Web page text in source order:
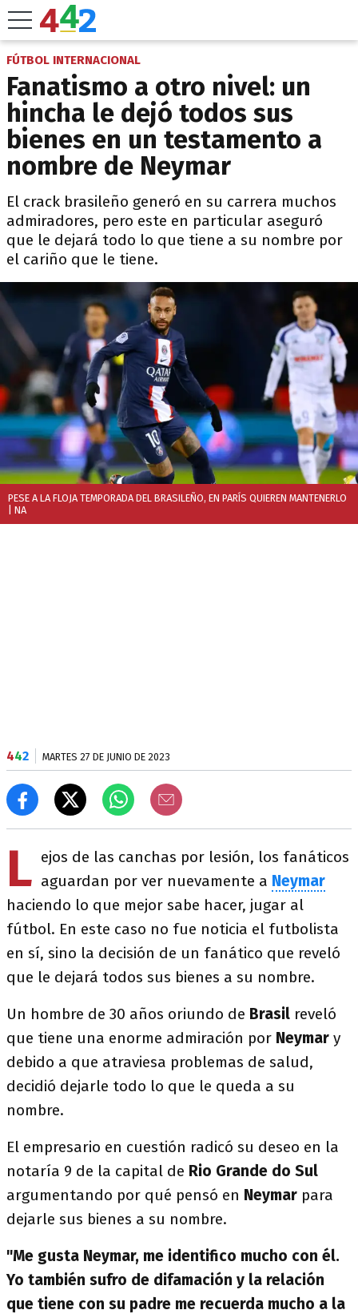
FÚTBOL INTERNACIONAL
Fanatismo a otro nivel: un
hincha le dejó todos sus
bienes en un testamento a
nombre de Neymar
El crack brasileño generó en su carrera muchos
admiradores, pero este en particular aseguró
que le dejará todo lo que tiene a su nombre por
el cariño que le tiene.
PESE A LA FLOJA TEMPORADA DEL BRASILEÑO, EN PARÍS QUIEREN MANTENERLO
| NA
442 MARTES 27 DE JUNIO DE 2023
L ejos de las canchas por lesión, los fanáticos
aguardan por ver nuevamente a Neymar
haciendo lo que mejor sabe hacer, jugar al
fútbol. En este caso no fue noticia el futbolista
en sí, sino la decisión de un fanático que reveló
que le dejará todos sus bienes a su nombre.
Un hombre de 30 años oriundo de Brasil reveló
que tiene una enorme admiración por Neymar y
debido a que atraviesa problemas de salud,
decidió dejarle todo lo que le queda a su
nombre.
El empresario en cuestión radicó su deseo en la
notaría 9 de la capital de Rio Grande do Sul
argumentando por qué pensó en Neymar para
dejarle sus bienes a su nombre.
"Me gusta Neymar, me identifico mucho con él.
Yo también sufro de difamación y la relación
que tiene con su padre me recuerda mucho a la